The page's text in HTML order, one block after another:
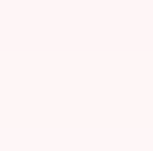
homme, vous
choses plus
que vous
de faire une
des